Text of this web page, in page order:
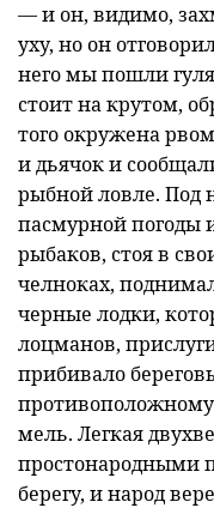
— и он, видимо,
уху, но он
него мы пошли
стоит на крутом,
того окружена
и дьячок и
рыбной ловле. Под
пасмурной погоды
рыбаков, стоя в
челноках,
черные лодки,
лоцманов,
прибивало
противоположному
мель. Легкая
простонародными
берегу, и народ